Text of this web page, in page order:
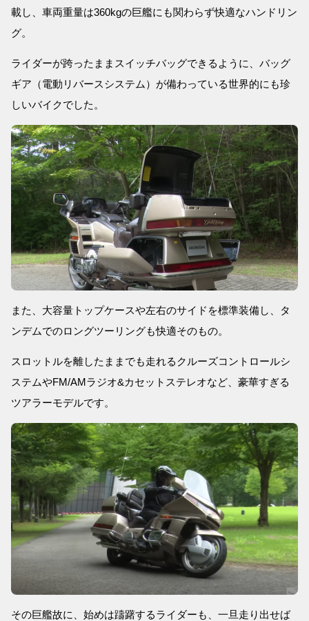
載し、車両重量は360kgの巨艦にも関わらず快適なハンドリン
グ。
ライダーが跨ったままスイッチバッグできるように、バッグ
ギア（電動リバースシステム）が備わっている世界的にも珍
しいバイクでした。
また、大容量トップケースや左右のサイドを標準装備し、タ
ンデムでのロングツーリングも快適そのもの。
スロットルを離したままでも走れるクルーズコントロールシ
ステムやFM/AMラジオ&カセットステレオなど、豪華すぎる
ツアラーモデルです。
その巨艦故に、始めは躊躇するライダーも、一旦走り出せば